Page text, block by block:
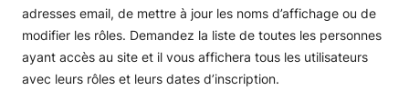
adresses email, de mettre à jour les noms d’affichage ou de
modifier les rôles. Demandez la liste de toutes les personnes
ayant accès au site et il vous affichera tous les utilisateurs
avec leurs rôles et leurs dates d’inscription.